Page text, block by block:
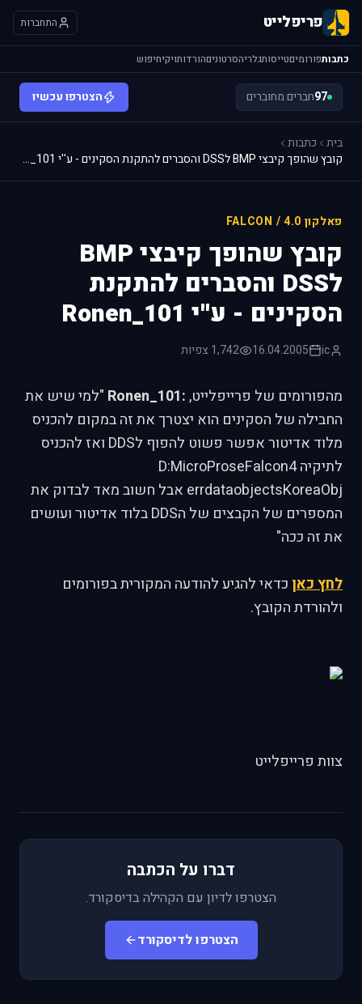
פריפלייט התחברות
כתבותפורומיםטייסותגלריהסרטוניםהורדותויקיחיפוש
97חברים מחוברים הצטרפו עכשיו
בית
כתבות
קובץ שהופך קיבצי BMP לDSS והסברים להתקנת הסקינים - ע''י Ronen_101
פאלקון 4.0 / FALCON
קובץ שהופך קיבצי BMP
לDSS והסברים להתקנת
הסקינים - ע''י Ronen_101
ic
16.04.2005 1,742 צפיות
מהפורומים של פרייפלייט,:Ronen_101
"למי שיש את
החבילה של הסקינים הוא יצטרך את זה במקום להכניס
מלוד אדיטור אפשר פשוט להפוף לDDS ואז להכניס
לתיקיה D:MicroProseFalcon4
errdataobjectsKoreaObj אבל חשוב מאד לבדוק את
המספרים של הקבצים של הDDS בלוד אדיטור ועושים
את זה ככה"
לחץ כאן כדאי להגיע להודעה המקורית בפורומים
ולהורדת הקובץ.
צוות פרייפלייט
דברו על הכתבה
הצטרפו לדיון עם הקהילה בדיסקורד.
הצטרפו לדיסקורד